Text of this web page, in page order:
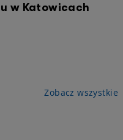
w Katowicach
Zobacz wszystkie